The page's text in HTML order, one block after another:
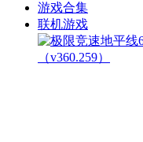
游戏合集
联机游戏